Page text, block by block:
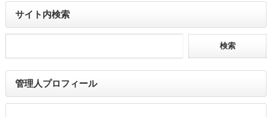
サイト内検索
管理人プロフィール